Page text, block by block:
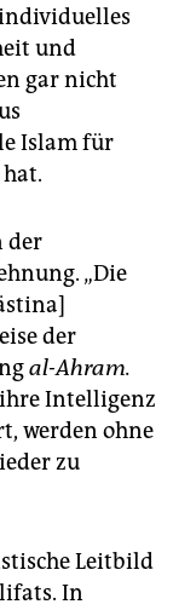
und
gar nicht
Islam für
der
„Die
der
al-Ahram.
ihre Intelligenz
werden ohne
zu
Leitbild
In